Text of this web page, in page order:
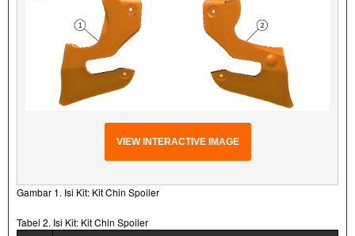
VIEW INTERACTIVE IMAGE
Gambar 1. Isi Kit: Kit Chin Spoiler
Tabel 2. Isi Kit: Kit Chin Spoiler